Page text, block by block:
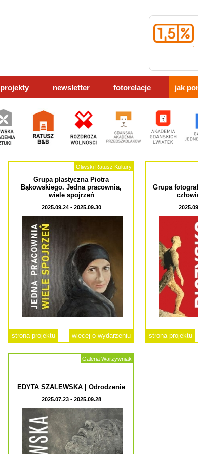
projekty newsletter fotorelacje jak
Oliwski Ratusz Kultury
Grupa plastyczna Piotra
Bąkowskiego. Jedna pracownia,
wiele spojrzeń
2025.09.24 - 2025.09.30
strona projektu więcej o wydarzeniu
Grupa
strona projektu
Galeria Warzywniak
EDYTA SZALEWSKA | Odrodzenie
2025.07.23 - 2025.09.28